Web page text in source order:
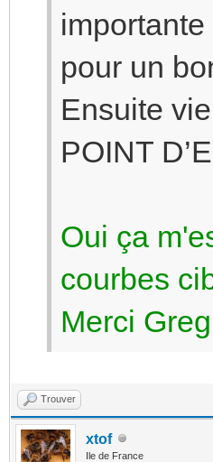
pour un
Ensuite
POINT
Oui ça
courbes
Merci
Trouver
xtof
Ile de France